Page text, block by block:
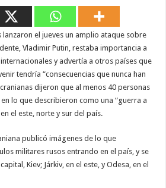
lanzaron el jueves un amplio ataque sobre
Vladimir Putin, restaba importancia a
internacionales y advertía a otros países que
tendría “consecuencias que nunca han
dijeron que al menos 40 personas
lo que describieron como una “guerra a
el este, norte y sur del país.
publicó imágenes de lo que
militares rusos entrando en el país, y se
Kiev; Járkiv, en el este, y Odesa, en el